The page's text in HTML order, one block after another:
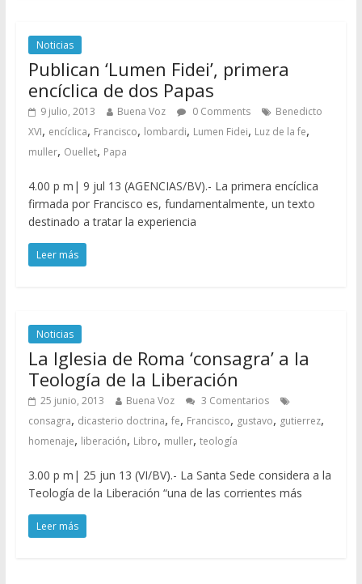
Noticias
Publican ‘Lumen Fidei’, primera
encíclica de dos Papas
9 julio, 2013 Buena Voz 0 Comments
Benedicto
XVI, encíclica, Francisco, lombardi, Lumen Fidei, Luz de la fe,
muller, Ouellet, Papa
4.00 p m| 9 jul 13 (AGENCIAS/BV).- La primera encíclica
firmada por Francisco es, fundamentalmente, un texto
destinado a tratar la experiencia
Leer más
Noticias
La Iglesia de Roma ‘consagra’ a la
Teología de la Liberación
25 junio, 2013 Buena Voz
3 Comentarios
consagra, dicasterio doctrina, fe, Francisco, gustavo, gutierrez,
homenaje, liberación, Libro, muller, teología
3.00 p m| 25 jun 13 (VI/BV).- La Santa Sede considera a la
Teología de la Liberación “una de las corrientes más
Leer más